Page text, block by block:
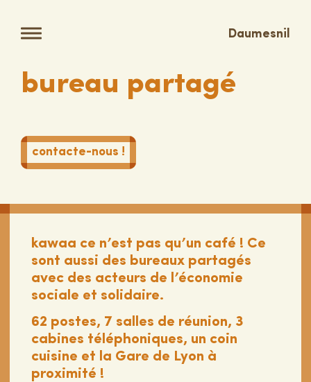
Daumesnil
bureau partagé
contacte-nous !
kawaa ce n’est pas qu’un café ! Ce
sont aussi des bureaux partagés
avec des acteurs de l’économie
sociale et solidaire.
62 postes, 7 salles de réunion, 3
cabines téléphoniques, un coin
cuisine et la Gare de Lyon à
proximité !